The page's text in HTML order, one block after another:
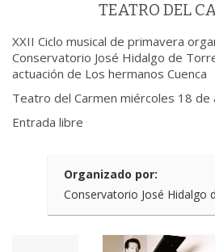
TEATRO DEL
XXII Ciclo musical de primavera
Conservatorio José Hidalgo de
actuación de Los hermanos Cuenca
Teatro del Carmen miércoles 18 de
Entrada libre
Organizado por:
Conservatorio José Hidalgo